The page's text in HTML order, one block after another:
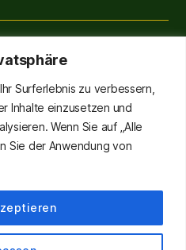
Surferlebnis zu verbessern,
Inhalte einzusetzen und
Wenn Sie auf „Alle
Sie der Anwendung von